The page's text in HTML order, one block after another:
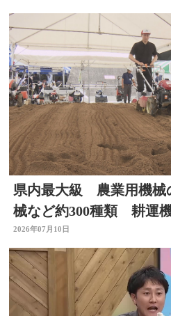
県内最大級 農業用機
械など約300種類 耕運
体験も 大分
2026年07月10日